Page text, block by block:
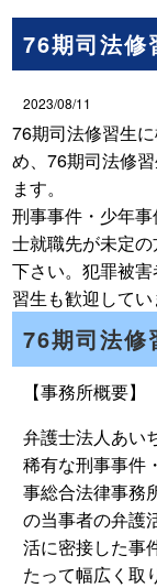
76期司法修
2023/08/11
76期司法修習生
め、76期司法修
ます。
刑事事件・少年
士就職先が未定
下さい。犯罪被
習生も歓迎してい
76期司法修
【事務所概要】
弁護士法人あい
稀有な刑事事件
事総合法律事務
の当事者の弁護
活に密接した事
たって幅広く取